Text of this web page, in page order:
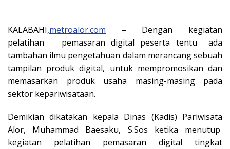
KALABAHI,metroalor.com – Dengan kegiatan
pelatihan pemasaran digital peserta tentu ada
tambahan ilmu pengetahuan dalam merancang sebuah
tampilan produk digital, untuk mempromosikan dan
memasarkan produk usaha masing-masing pada
sektor kepariwisataan.
Demikian dikatakan kepala Dinas (Kadis) Pariwisata
Alor, Muhammad Baesaku, S.Sos ketika menutup
kegiatan pelatihan pemasaran digital tingkat